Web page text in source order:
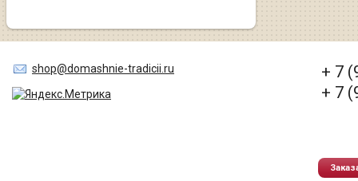
shop@domashnie-tradicii.ru
+ 7
+ 7